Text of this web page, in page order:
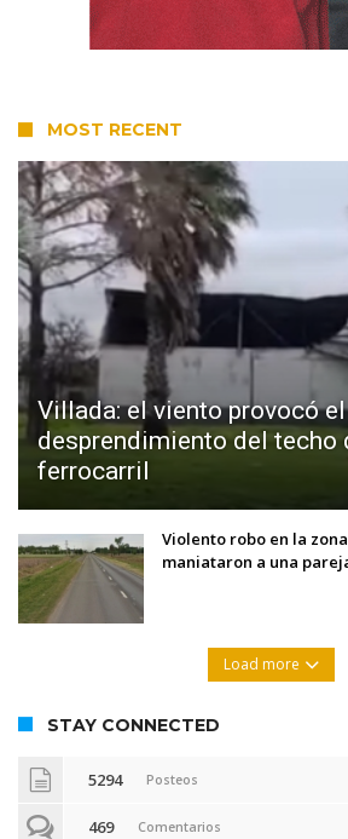
MOST RECENT
Villada: el viento provocó el
desprendimiento del techo
ferrocarril
Violento robo en la
maniataron a una
Load more
STAY CONNECTED
5294 Posteos
469 Comentarios